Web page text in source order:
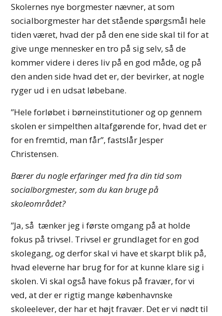
Skolernes nye borgmester nævner, at som
socialborgmester har det stående spørgsmål hele
tiden været, hvad der på den ene side skal til for at
give unge mennesker en tro på sig selv, så de
kommer videre i deres liv på en god måde, og på
den anden side hvad det er, der bevirker, at nogle
ryger ud i en udsat løbebane.
”Hele forløbet i børneinstitutioner og op gennem
skolen er simpelthen altafgørende for, hvad det er
for en fremtid, man får”, fastslår Jesper
Christensen.
Bærer du nogle erfaringer med fra din tid som
socialborgmester, som du kan bruge på
skoleområdet?
”Ja, så tænker jeg i første omgang på at holde
fokus på trivsel. Trivsel er grundlaget for en god
skolegang, og derfor skal vi have et skarpt blik på,
hvad eleverne har brug for for at kunne klare sig i
skolen. Vi skal også have fokus på fravær, for vi
ved, at der er rigtig mange københavnske
skoleelever, der har et højt fravær. Det er vi nødt til